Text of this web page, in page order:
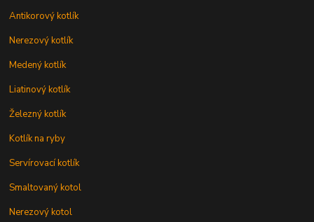
Antikorový kotlík
Nerezový kotlík
Medený kotlík
Liatinový kotlík
Železný kotlík
Kotlík na ryby
Servírovací kotlík
Smaltovaný kotol
Nerezový kotol